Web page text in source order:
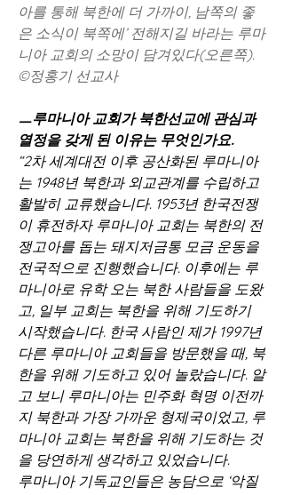
아를 통해 북한에 더 가까이, 남쪽의 좋
은 소식이 북쪽에’ 전해지길 바라는 루마
니아 교회의 소망이 담겨있다(오른쪽).
©정홍기 선교사
ㅡ루마니아 교회가 북한선교에 관심과
열정을 갖게 된 이유는 무엇인가요.
“2차 세계대전 이후 공산화된 루마니아
는 1948년 북한과 외교관계를 수립하고
활발히 교류했습니다. 1953년 한국전쟁
이 휴전하자 루마니아 교회는 북한의 전
쟁고아를 돕는 돼지저금통 모금 운동을
전국적으로 진행했습니다. 이후에는 루
마니아로 유학 오는 북한 사람들을 도왔
고, 일부 교회는 북한을 위해 기도하기
시작했습니다. 한국 사람인 제가 1997년
다른 루마니아 교회들을 방문했을 때, 북
한을 위해 기도하고 있어 놀랐습니다. 알
고 보니 루마니아는 민주화 혁명 이전까
지 북한과 가장 가까운 형제국이었고, 루
마니아 교회는 북한을 위해 기도하는 것
을 당연하게 생각하고 있었습니다.
루마니아 기독교인들은 농담으로 ‘악질